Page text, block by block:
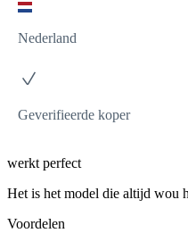
Nederland
Geverifieerde koper
werkt perfect
Het is het model die altijd wou
Voordelen